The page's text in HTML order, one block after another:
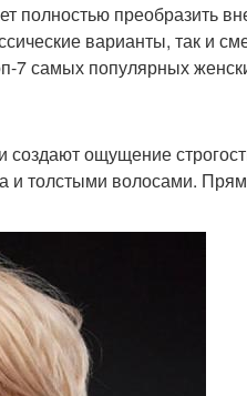
полностью преобразить
варианты, так и
7 самых популярных
ощущение
толстыми волосами.